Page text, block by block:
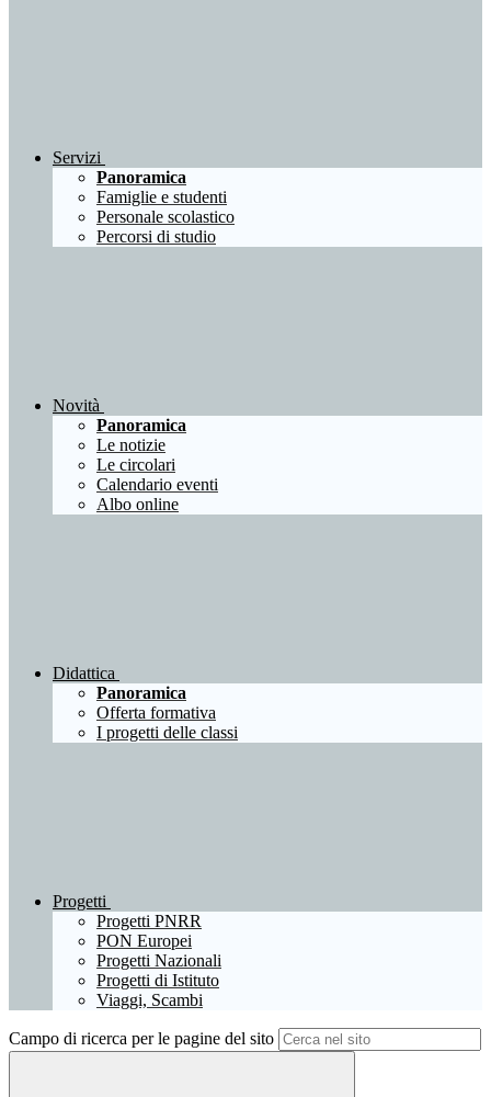
Servizi
Panoramica
Famiglie e studenti
Personale scolastico
Percorsi di studio
Novità
Panoramica
Le notizie
Le circolari
Calendario eventi
Albo online
Didattica
Panoramica
Offerta formativa
I progetti delle classi
Progetti
Progetti PNRR
PON Europei
Progetti Nazionali
Progetti di Istituto
Viaggi, Scambi
Campo di ricerca per le pagine del sito